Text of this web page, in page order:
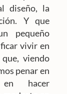
diseño, la
Y que
pequeño
vivir en
viendo
penar en
en hacer